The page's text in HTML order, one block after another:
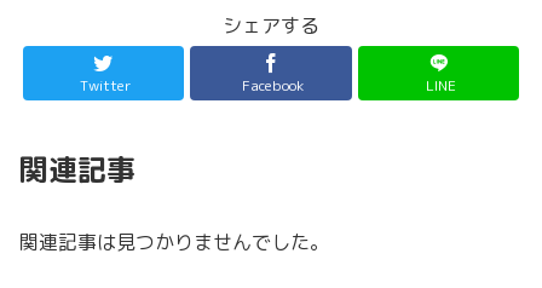
シェアする
Twitter Facebook LINE
関連記事
関連記事は見つかりませんでした。